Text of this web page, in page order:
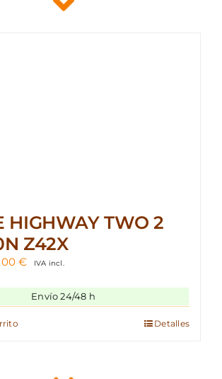
HIGHWAY TWO 2
Z42X
€.
€ El
actual
es:
IVA incl.
Envío 24/48 h
Detalles